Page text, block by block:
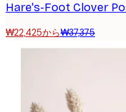
Hare's-Foot Clover
₩22,425から₩37,375